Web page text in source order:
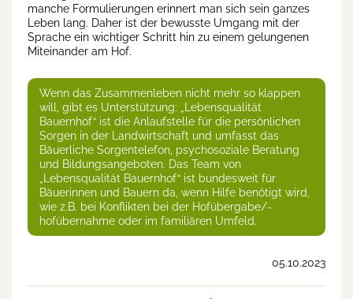
manche Formulierungen erinnert man sich sein ganzes
Leben lang. Daher ist der bewusste Umgang mit der
Sprache ein wichtiger Schritt hin zu einem gelungenen
Miteinander am Hof.
Wenn das Zusammenleben nicht mehr so klappen
will, gibt es Unterstützung: „Lebensqualität
Bauernhof“ ist die Anlaufstelle für die persönlichen
Sorgen in der Landwirtschaft und umfasst das
Bäuerliche Sorgentelefon, psychosoziale Beratung
und Bildungsangeboten. Das Team von
„Lebensqualität Bauernhof“ ist bundesweit für
Bäuerinnen und Bauern da, wenn Hilfe benötigt wird,
wie z.B. bei Konflikten bei der Hofübergabe/-
hofübernahme oder im familiären Umfeld.
05.10.2023